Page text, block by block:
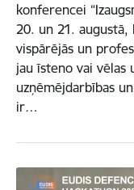
konferencei
20. un 21.
vispārējās un
jau īsteno vai vēlas
uzņēmējdarbības
ir…